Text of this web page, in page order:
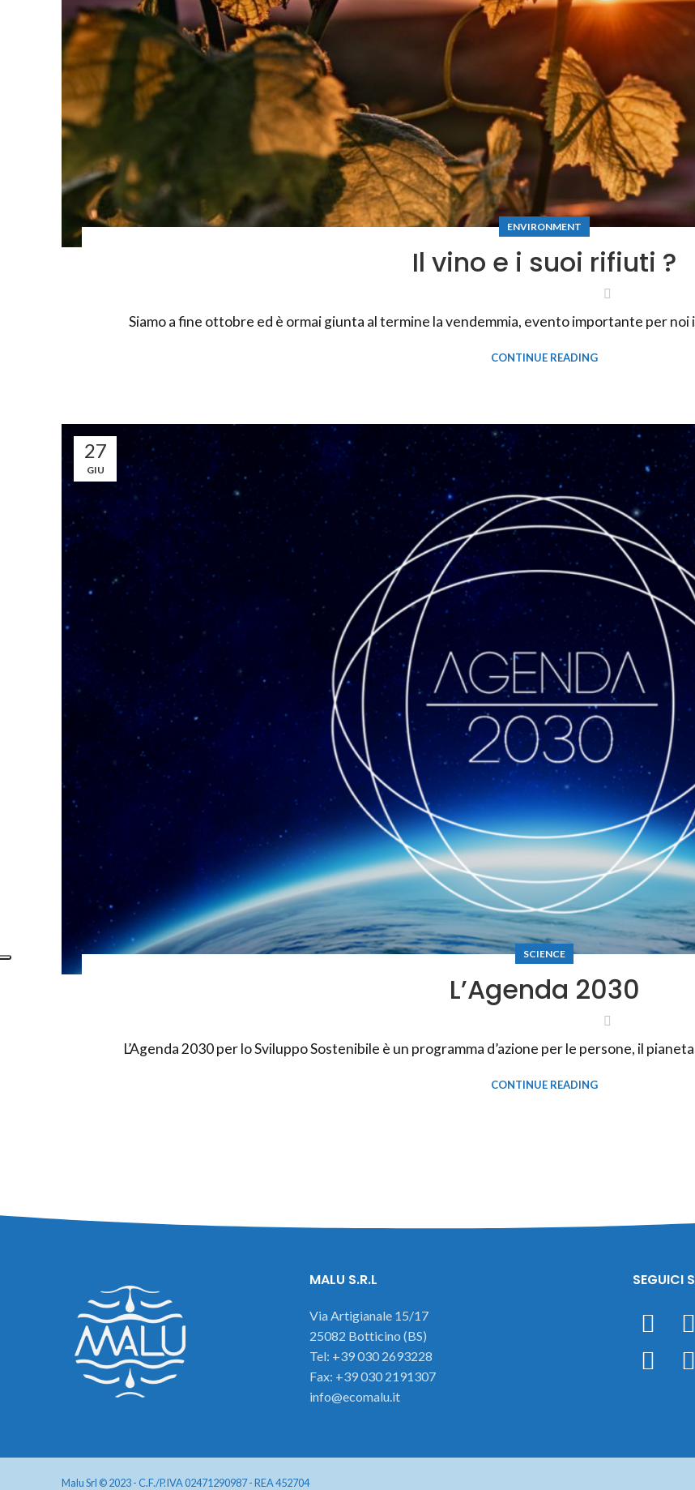
ENVIRONMENT
Il vino e i suoi rifiuti ?
Siamo a fine ottobre ed è ormai giunta al termine la vendemmia, evento importante per
CONTINUE READING
27
GIU
SCIENCE
L’Agenda 2030
L’Agenda 2030 per lo Sviluppo Sostenibile è un programma d’azione per le persone, il
CONTINUE READING
MALU S.R.L
Via Artigianale 15/17
25082 Botticino (BS)
Tel: +39 030 2693228
Fax: +39 030 2191307
info@ecomalu.it
SEGUICI
Malu Srl © 2023 - C.F./P.IVA 02471290987 - REA 452704